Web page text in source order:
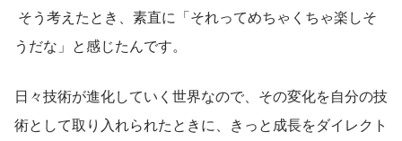
うだな」と感じたんです。
日々技術が進化していく世界なので、その変化を自分の技
術として取り入れられたときに、きっと成長をダイレクト